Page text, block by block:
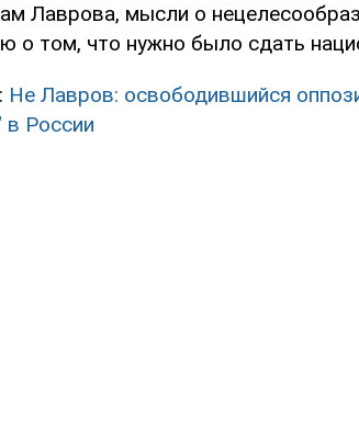
Лаврова, мысли о
о том, что нужно было сдать
Не Лавров: освободившийся
России